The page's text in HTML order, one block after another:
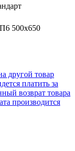
500х650
другой товар
платить за
возврат товара
производится